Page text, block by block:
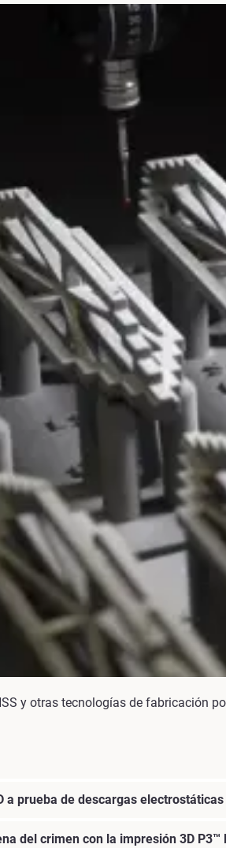
y otras tecnologías de fabricación
prueba de descargas electrostáticas
del crimen con la impresión 3D P3™